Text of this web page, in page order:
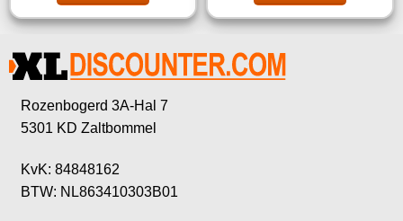
Rozenbogerd 3A-Hal 7
5301 KD Zaltbommel
KvK: 84848162
BTW: NL863410303B01